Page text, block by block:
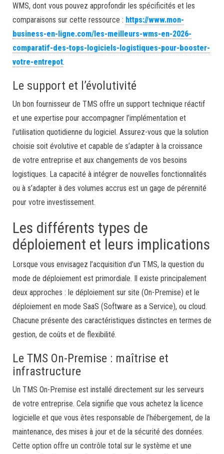
WMS, dont vous pouvez approfondir les spécificités et les
comparaisons sur cette ressource : https://www.mon-
business-en-ligne.com/les-meilleurs-wms-en-2026-
comparatif-des-tops-logiciels-logistiques-pour-booster-
votre-entrepot.
Le support et l’évolutivité
Un bon fournisseur de TMS offre un support technique réactif
et une expertise pour accompagner l’implémentation et
l’utilisation quotidienne du logiciel. Assurez-vous que la solution
choisie soit évolutive et capable de s’adapter à la croissance
de votre entreprise et aux changements de vos besoins
logistiques. La capacité à intégrer de nouvelles fonctionnalités
ou à s’adapter à des volumes accrus est un gage de pérennité
pour votre investissement.
Les différents types de
déploiement et leurs implications
Lorsque vous envisagez l’acquisition d’un TMS, la question du
mode de déploiement est primordiale. Il existe principalement
deux approches : le déploiement sur site (On-Premise) et le
déploiement en mode SaaS (Software as a Service), ou cloud.
Chacune présente des caractéristiques distinctes en termes de
gestion, de coûts et de flexibilité.
Le TMS On-Premise : maîtrise et
infrastructure
Un TMS On-Premise est installé directement sur les serveurs
de votre entreprise. Cela signifie que vous achetez la licence
logicielle et que vous êtes responsable de l’hébergement, de la
maintenance, des mises à jour et de la sécurité des données.
Cette option offre un contrôle total sur le système et une